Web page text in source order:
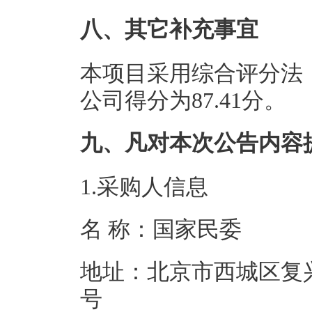
八、其它补充事宜
本项目采用综合评分
公司得分为87.41分。
九、凡对本次公告内
1.采购人信息
名 称：国家
地址：北京市西城区复
号